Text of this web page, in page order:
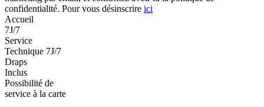
confidentialité. Pour vous désinscrire ici
Accueil
7J/7
Service
Technique 7J/7
Draps
Inclus
Possibilité de
service à la carte